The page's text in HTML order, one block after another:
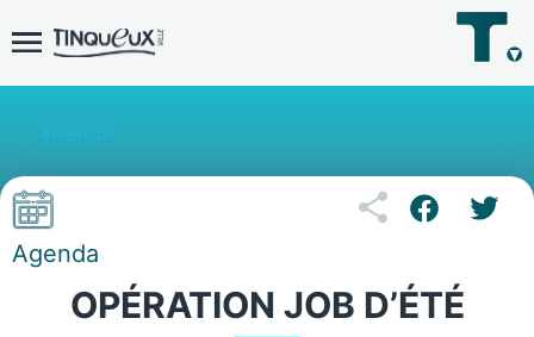
Agenda
OPÉRATION JOB D’ÉTÉ